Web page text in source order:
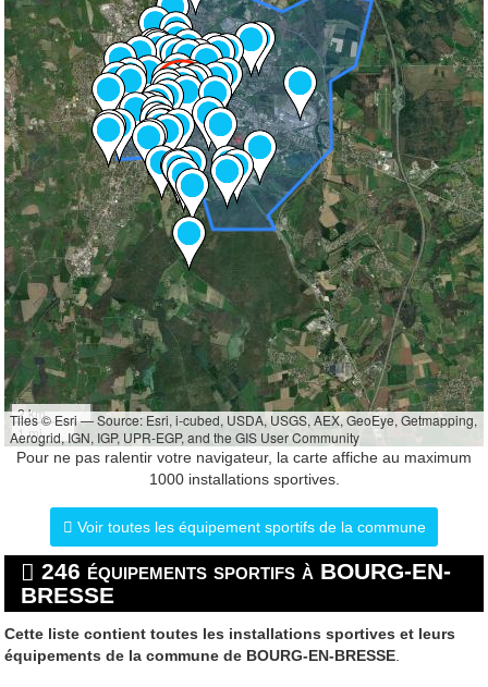
2 km
1 mi
Tiles © Esri — Source: Esri, i-cubed, USDA, USGS, AEX, GeoEye, Getmapping,
Aerogrid, IGN, IGP, UPR-EGP, and the GIS User Community
Pour ne pas ralentir votre navigateur, la carte affiche au maximum
1000 installations sportives.
Voir toutes les équipement sportifs de la commune
246 équipements sportifs à BOURG-EN-
BRESSE
Cette liste contient toutes les installations sportives et leurs
équipements de la commune de BOURG-EN-BRESSE.